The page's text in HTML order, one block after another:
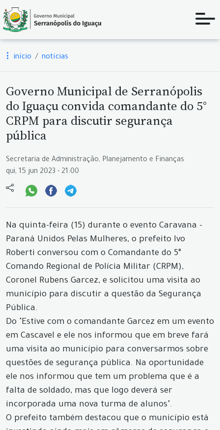
início notícias
Governo Municipal de Serranópolis
do Iguaçu convida comandante do 5°
CRPM para discutir segurança
pública
Secretaria de Administração, Planejamento e Finanças
qui, 15 jun 2023 - 21:00
Na quinta-feira (15) durante o evento Caravana -
Paraná Unidos Pelas Mulheres, o prefeito Ivo
Roberti conversou com o Comandante do 5°
Comando Regional de Polícia Militar (CRPM),
Coronel Rubens Garcez, e solicitou uma visita ao
município para discutir a questão da Segurança
Pública.
Do "Estive com o comandante Garcez em um evento
em Cascavel e ele nos informou que em breve fará
uma visita ao município para conversarmos sobre
questões de segurança pública. Na oportunidade
ele nos informou que tem um problema que é a
falta de soldado, mas que logo deverá ser
incorporada uma nova turma de alunos".
O prefeito também destacou que o município está